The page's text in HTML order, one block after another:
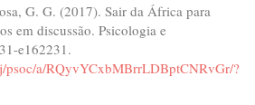
G. G. (2017). Sair da África para
em discussão. Psicologia e
e162231.
psoc/a/RQyvYCxbMBrrLDBptCNRvGr/?